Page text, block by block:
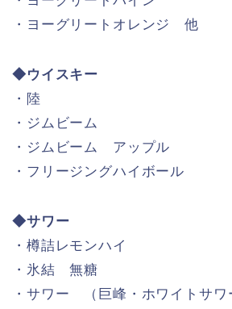
・ヨーグリートオレンジ 他
◆ウイスキー
・陸
・ジムビーム
・ジムビーム アップル
・フリージングハイボール
◆サワー
・樽詰レモンハイ
・氷結 無糖
・サワー （巨峰・ホワイトサワ